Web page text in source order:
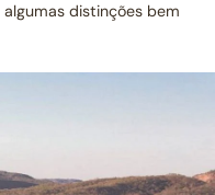
distinções bem